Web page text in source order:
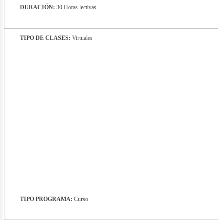
TIPO DE CLASES: Virtuales
DURACIÓN: 30 Horas lectivas
TIPO PROGRAMA: Curso